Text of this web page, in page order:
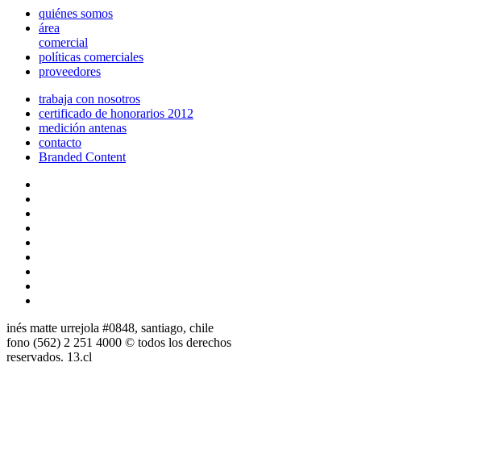
quiénes somos
área
comercial
políticas comerciales
proveedores
trabaja con nosotros
certificado de honorarios 2012
medición antenas
contacto
Branded Content
inés matte urrejola #0848, santiago, chile
fono (562) 2 251 4000 © todos los derechos
reservados. 13.cl